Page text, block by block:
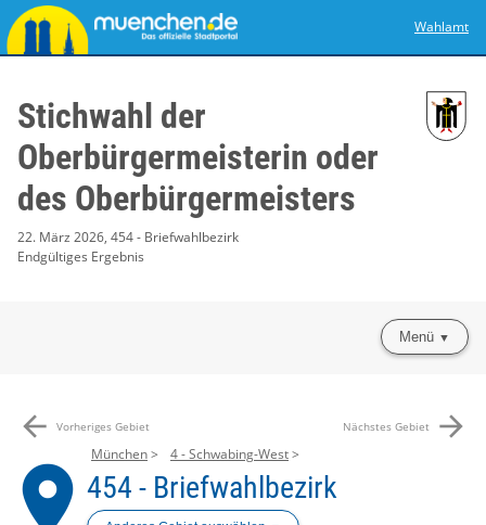
Wahlamt
Stichwahl der
Oberbürgermeisterin oder
des Oberbürgermeisters
22. März 2026, 454 - Briefwahlbezirk
Endgültiges Ergebnis
Menü
arrow_back Vorheriges Gebiet Nächstes Gebiet arrow_forward
place
München 4 - Schwabing-West
454 - Briefwahlbezirk